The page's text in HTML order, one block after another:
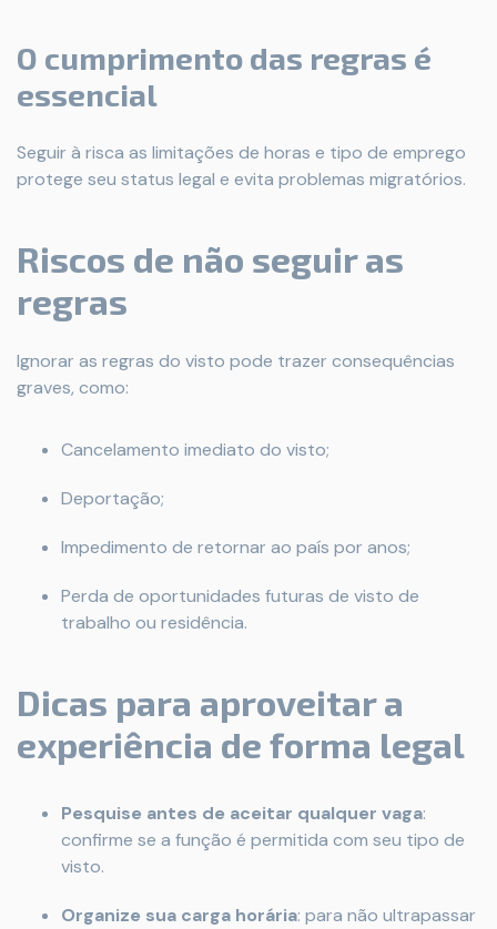
O cumprimento das regras é
essencial
Seguir à risca as limitações de horas e tipo de emprego
protege seu status legal e evita problemas migratórios.
Riscos de não seguir as
regras
Ignorar as regras do visto pode trazer consequências
graves, como:
Cancelamento imediato do visto;
Deportação;
Impedimento de retornar ao país por anos;
Perda de oportunidades futuras de visto de
trabalho ou residência.
Dicas para aproveitar a
experiência de forma legal
Pesquise antes de aceitar qualquer vaga:
confirme se a função é permitida com seu tipo de
visto.
Organize sua carga horária: para não ultrapassar